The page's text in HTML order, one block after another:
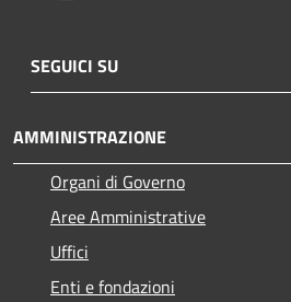
SEGUICI SU
AMMINISTRAZIONE
Organi di Governo
Aree Amministrative
Uffici
Enti e fondazioni